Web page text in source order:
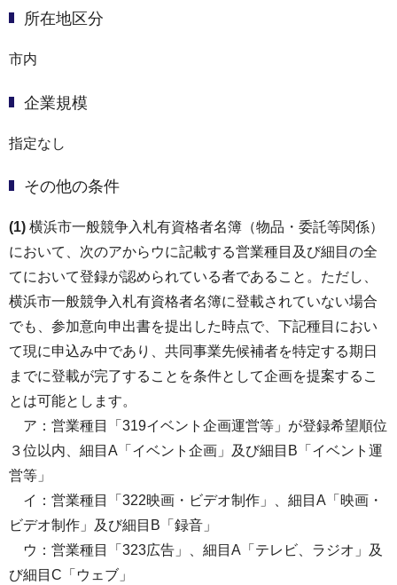
所在地区分
市内
企業規模
指定なし
その他の条件
(1) 横浜市一般競争入札有資格者名簿（物品・委託等関係）
において、次のアからウに記載する営業種目及び細目の全
てにおいて登録が認められている者であること。ただし、
横浜市一般競争入札有資格者名簿に登載されていない場合
でも、参加意向申出書を提出した時点で、下記種目におい
て現に申込み中であり、共同事業先候補者を特定する期日
までに登載が完了することを条件として企画を提案するこ
とは可能とします。
ア：営業種目「319イベント企画運営等」が登録希望順位
３位以内、細目A「イベント企画」及び細目B「イベント運
営等」
イ：営業種目「322映画・ビデオ制作」、細目A「映画・
ビデオ制作」及び細目B「録音」
ウ：営業種目「323広告」、細目A「テレビ、ラジオ」及
び細目C「ウェブ」